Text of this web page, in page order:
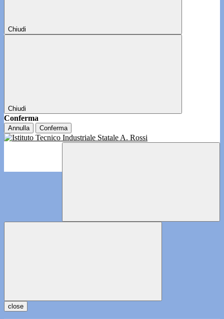
Chiudi
Chiudi
Conferma
Annulla Conferma
close